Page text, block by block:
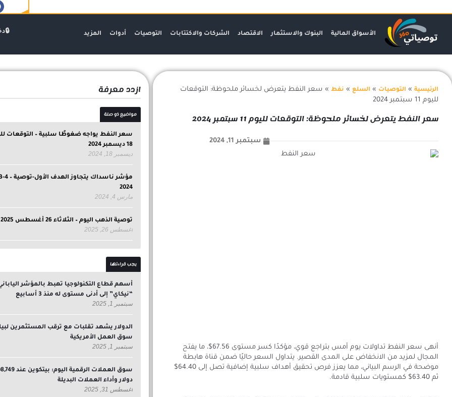
إلى
الأسواق المالية البنوك والاستثمار الاقتصاد الشركات والاكتتابات التوصيات أدوات المزيد
الرئيسية » التوصيات » السلع » نفط » سعر النفط يتعرض لخسائر ملحوظة: التوقعات
لليوم 11 سبتمبر 2024
سعر النفط يتعرض لخسائر ملحوظة: التوقعات لليوم 11 سبتمبر 2024
سبتمبر 11, 2024
أنهى سعر النفط تداولات يوم أمس بتراجع قوي، مؤكدًا كسر مستوى 67.56$، ما يفتح
المجال لمزيد من الانخفاض على المدى القصير. يتداول السعر حاليًا ضمن قناة هابطة
موضحة في الرسم البياني، مما يعزز فرص تحقيق أهداف سلبية إضافية تصل إلى 64.40$
ثم 63.40$ كمستويات سلبية قادمة.
ازدد معرفة
مواضيع ذو صلة
سعر النفط يواجه ضغوطًا سلبية – التوقعات
18 ديسمبر 2024
ديسمبر 18, 2024
2024
مارس 4, 2024
توصية الذهب اليوم – الثلاثاء 26 أغسطس 2025
أغسطس 26, 2025
يجب قراءتها
أسهم قطاع التكنولوجيا تهبط بالمؤشر
“نيكاي” إلى أدنى مستوى له منذ 3 أسابيع
سبتمبر 1, 2025
الدولار يشهد تقلبات مع ترقب المستثمرين
سوق العمل الأمريكية
سبتمبر 1, 2025
سوق العملات الرقمية اليوم:
دولار وأداء العملات البديلة
أغسطس 31, 2025